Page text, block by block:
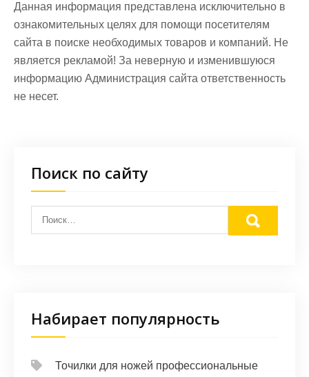
Данная информация представлена исключительно в
ознакомительных целях для помощи посетителям
сайта в поиске необходимых товаров и компаний. Не
является рекламой! За неверную и изменившуюся
информацию Администрация сайта ответственность
не несет.
Поиск по сайту
Набирает популярность
Точилки для ножей профессиональные